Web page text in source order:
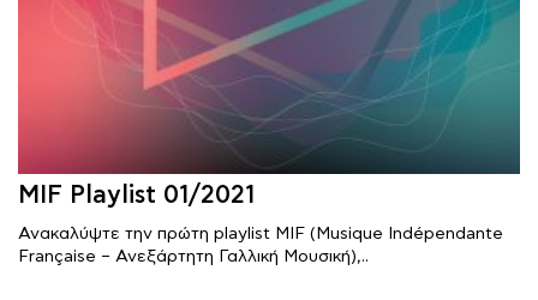
MIF Playlist 01/2021
Ανακαλύψτε την πρώτη playlist MIF (Musique Indépendante
Française – Ανεξάρτητη Γαλλική Μουσική),..